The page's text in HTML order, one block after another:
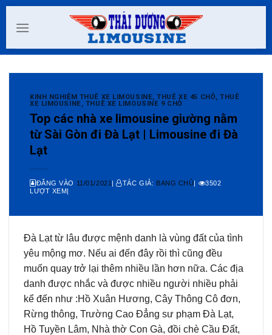
Skip
KINH NGHIỆM THUÊ XE LIMOUSINE,THUÊ XE 45 CHỖ,THUÊ
XE LIMOUSINE, THUÊ XE LIMOUSINE 9 CHỖ
Top các nhà xe limousine giường nằm
từ Sài Gòn đi Đà Lạt | Limousine đi Đà
Lạt
ĐĂNG VÀO 11/01/2021 | TÁC GIẢ: BANG CHỦ|
3502
LƯỢT XEM|
Đà Lạt từ lâu được mệnh danh là vùng đất của tình
yêu mộng mơ. Nếu ai đến đây rồi thì cũng đều
muốn quay trở lại thêm nhiều lần hơn nữa. Các địa
danh được nhắc và được nhiều người nhiều phải
kể đến như :Hồ Xuân Hương, Cây Thông Cô đơn,
Rừng thông, Trường Cao Đẳng sư phạm Đà Lạt,
Hồ Tuyền Lâm, Nhà thờ Con Gà, đồi chè Cầu Đất,